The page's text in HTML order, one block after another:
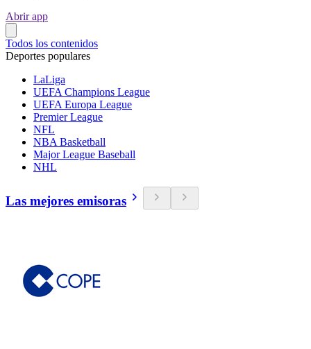
Abrir app
Todos los contenidos
Deportes populares
LaLiga
UEFA Champions League
UEFA Europa League
Premier League
NFL
NBA Basketball
Major League Baseball
NHL
Las mejores emisoras